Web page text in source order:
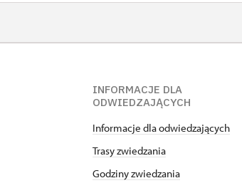
INFORMACJE DLA
ODWIEDZAJĄCYCH
Informacje dla odwiedzających
Trasy zwiedzania
Godziny zwiedzania